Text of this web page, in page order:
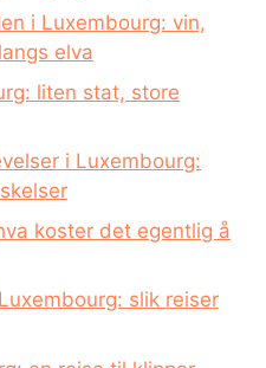
i Luxembourg: vin,
elva
liten stat, store
i Luxembourg:
koster det egentlig å
slik reiser